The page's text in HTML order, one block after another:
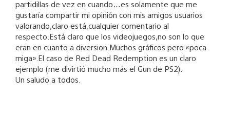
partidillas de vez en cuando…es solamente que me
gustaría compartir mi opinión con mis amigos usuarios
valorando,claro está,cualquier comentario al
respecto.Está claro que los videojuegos,no son lo que
eran en cuanto a diversion.Muchos gráficos pero «poca
miga».El caso de Red Dead Redemption es un claro
ejemplo (me divirtió mucho más el Gun de PS2).
Un saludo a todos.